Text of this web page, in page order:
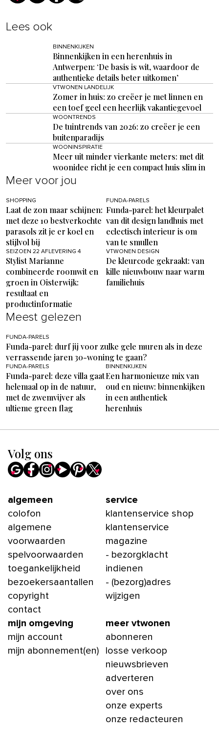
Lees ook
BINNENKIJKEN
Binnenkijken in een herenhuis in
Antwerpen: ‘De basis is wit, waardoor de
authentieke details beter uitkomen’
VTWONEN LANDELIJK
Zomer in huis: zo creëer je met linnen en
een toef geel een heerlijk vakantiegevoel
WOONTRENDS
De tuintrends van 2026: zo creëer je een
buitenparadijs
WOONINSPIRATIE
Meer uit minder vierkante meters: met dit
woonidee richt je een compact huis slim in
Meer voor jou
SHOPPING
Laat de zon maar schijnen:
met deze 10 bestverkochte
parasols zit je er koel en
stijlvol bij
FUNDA-PARELS
Funda-parel: het kleurpalet
van dit design landhuis met
eclectisch interieur is om
van te smullen
SEIZOEN 22 AFLEVERING 4
Stylist Marianne
combineerde roomwit en
groen in Oisterwijk:
resultaat en
productinformatie
VTWONEN DESIGN
De kleurcode gekraakt: van
kille nieuwbouw naar warm
familiehuis
Meest gelezen
FUNDA-PARELS
Funda-parel: durf jij voor zulke gele muren als in deze
verrassende jaren 30-woning te gaan?
FUNDA-PARELS
Funda-parel: deze villa gaat
helemaal op in de natuur,
met de zwemvijver als
ultieme green flag
BINNENKIJKEN
Een harmonieuze mix van
oud en nieuw: binnenkijken
in een authentiek
herenhuis
Volg ons
algemeen
colofon
algemene
voorwaarden
spelvoorwaarden
toegankelijkheid
bezoekersaantallen
copyright
contact
service
klantenservice shop
klantenservice
magazine
- bezorgklacht
indienen
- (bezorg)adres
wijzigen
mijn omgeving
mijn account
mijn abonnement(en)
meer vtwonen
abonneren
losse verkoop
nieuwsbrieven
adverteren
over ons
onze experts
onze redacteuren